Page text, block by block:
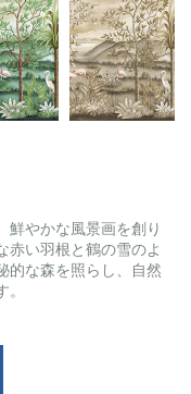
鮮やかな風景画を創り
赤い羽根と鶴の雪のよ
的な森を照らし、自然